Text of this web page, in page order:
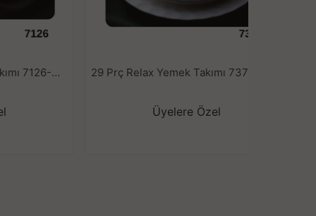
29 Prç Doralie Yemek Takımı 7126--- 29 Prç Relax Yemek Takımı 7372---
Üyelere Özel